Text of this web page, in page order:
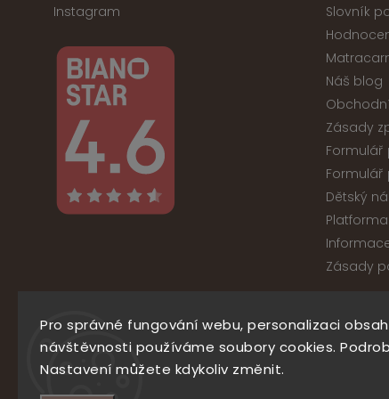
Pro správné fungování webu, personalizaci
návštěvnosti používáme soubory cookies.
Nastavení můžete kdykoliv změnit.
Instagram
Slovník
Náš blog
Zásady
Formulář
Dětský
Zásady